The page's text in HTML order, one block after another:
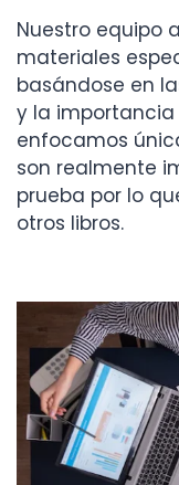
Nuestro equipo
materiales
basándose en
y la
enfocamos
son realmente
prueba por lo
otros libros.